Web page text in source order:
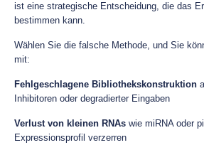
ist eine strategische Entscheidung, die das
bestimmen kann.
Wählen Sie die falsche Methode, und Sie
mit:
Fehlgeschlagene Bibliothekskonstruktion
Inhibitoren oder degradierter Eingaben
Verlust von kleinen RNAs wie miRNA oder
Expressionsprofil verzerren